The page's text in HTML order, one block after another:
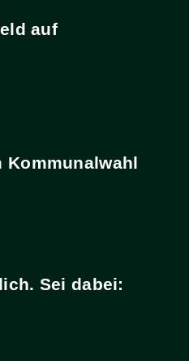
auf
Kommunalwahl
Sei dabei: